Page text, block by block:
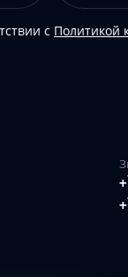
с Политикой